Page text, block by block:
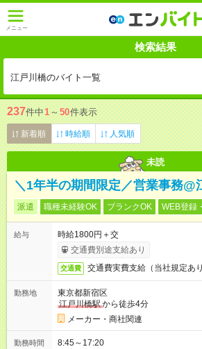
メニュー
検索結果
江戸川橋のバイト一覧
237件中1 ～ 50件表示
新着順 時給順 人気順
未読
＼1年半の期間限定／営業事務@
派遣 職種未経験OK ブランクOK WEB登録
給与
時給1800円＋交
交通費別途支給あり
交通費 交通費実費支給（当社規定あり
勤務地
東京都新宿区
江戸川橋駅から徒歩4分
メーカー・商社関連
勤務時間 8:45～17:20